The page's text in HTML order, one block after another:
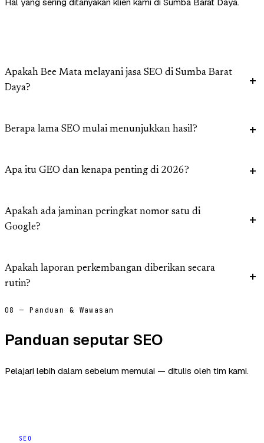
Hal yang sering ditanyakan klien kami di Sumba Barat Daya.
Apakah Bee Mata melayani jasa SEO di Sumba Barat
Daya?
Berapa lama SEO mulai menunjukkan hasil?
Apa itu GEO dan kenapa penting di 2026?
Apakah ada jaminan peringkat nomor satu di
Google?
Apakah laporan perkembangan diberikan secara
rutin?
08 — Panduan & Wawasan
Panduan seputar SEO
Pelajari lebih dalam sebelum memulai — ditulis oleh tim kami.
SEO